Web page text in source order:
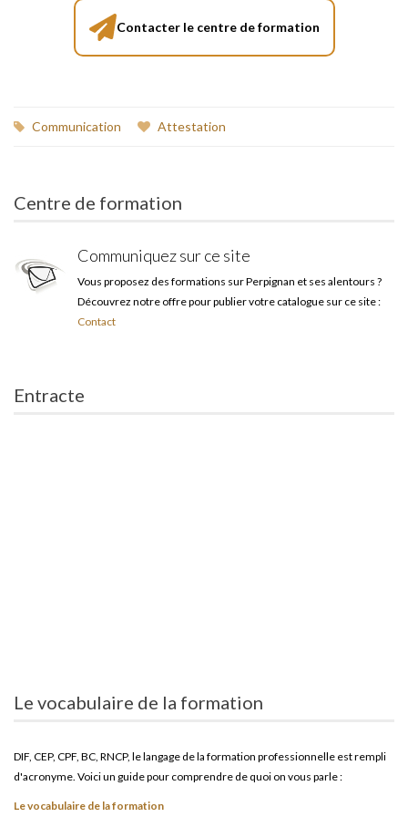
Contacter le centre de formation
Communication Attestation
Centre de formation
Communiquez sur ce site
Vous proposez des formations sur Perpignan et ses alentours ?
Découvrez notre offre pour publier votre catalogue sur ce site :
Contact
Entracte
Le vocabulaire de la formation
DIF, CEP, CPF, BC, RNCP, le langage de la formation professionnelle est rempli
d'acronyme. Voici un guide pour comprendre de quoi on vous parle :
Le vocabulaire de la formation